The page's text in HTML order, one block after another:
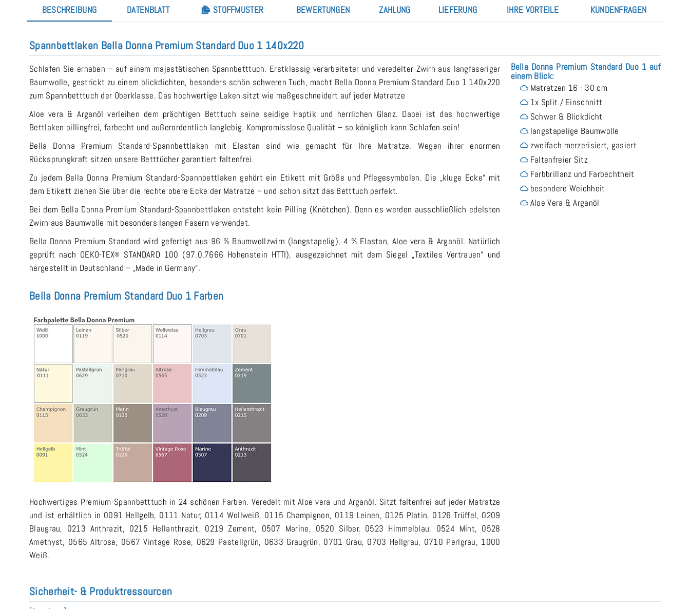
BESCHREIBUNG DATENBLATT STOFFMUSTER BEWERTUNGEN ZAHLUNG LIEFERUNG IHRE VORTEILE KUNDENFRAGEN
Spannbettlaken Bella Donna Premium Standard Duo 1 140x220
Schlafen Sie erhaben – auf einem majestätischen Spannbetttuch. Erstklassig verarbeiteter und veredelter Zwirn aus langfaseriger
Baumwolle, gestrickt zu einem blickdichten, besonders schön schweren Tuch, macht Bella Donna Premium Standard Duo 1 140x220
zum Spannbetttuch der Oberklasse. Das hochwertige Laken sitzt wie maßgeschneidert auf jeder Matratze
Aloe vera & Arganöl verleihen dem prächtigen Betttuch seine seidige Haptik und herrlichen Glanz. Dabei ist das hochwertige
Bettlaken pillingfrei, farbecht und außerordentlich langlebig. Kompromisslose Qualität – so königlich kann Schlafen sein!
Bella Donna Premium Standard-Spannbettlaken mit Elastan sind wie gemacht für Ihre Matratze. Wegen ihrer enormen
Rücksprungkraft sitzen unsere Betttücher garantiert faltenfrei.
Zu jedem Bella Donna Premium Standard-Spannbettlaken gehört ein Etikett mit Größe und Pflegesymbolen. Die „kluge Ecke“ mit
dem Etikett ziehen Sie über die rechte obere Ecke der Matratze – und schon sitzt das Betttuch perfekt.
Bei dem Bella Donna Premium Standard-Spannbettlaken entsteht kein Pilling (Knötchen). Denn es werden ausschließlich edelsten
Zwirn aus Baumwolle mit besonders langen Fasern verwendet.
Bella Donna Premium Standard wird gefertigt aus 96 % Baumwollzwirn (langstapelig), 4 % Elastan, Aloe vera & Arganöl. Natürlich
geprüft nach OEKO-TEX® STANDARD 100 (97.0.7666 Hohenstein HTTI), ausgezeichnet mit dem Siegel „Textiles Vertrauen“ und
hergestellt in Deutschland – „Made in Germany“.
Bella Donna Premium Standard Duo 1 auf
einem Blick:
Matratzen 16 - 30 cm
1x Split / Einschnitt
Schwer & Blickdicht
langstapelige Baumwolle
zweifach merzerisiert, gasiert
Faltenfreier Sitz
Farbbrillanz und Farbechtheit
besondere Weichheit
Aloe Vera & Arganöl
Bella Donna Premium Standard Duo 1 Farben
Hochwertiges Premium-Spannbetttuch in 24 schönen Farben. Veredelt mit Aloe vera und Arganöl. Sitzt faltenfrei auf jeder Matratze
und ist erhältlich in 0091 Hellgelb, 0111 Natur, 0114 Wollweiß, 0115 Champignon, 0119 Leinen, 0125 Platin, 0126 Trüffel, 0209
Blaugrau, 0213 Anthrazit, 0215 Hellanthrazit, 0219 Zement, 0507 Marine, 0520 Silber, 0523 Himmelblau, 0524 Mint, 0528
Amethyst, 0565 Altrose, 0567 Vintage Rose, 0629 Pastellgrün, 0633 Graugrün, 0701 Grau, 0703 Hellgrau, 0710 Perlgrau, 1000
Weiß.
Sicherheit- & Produktressourcen